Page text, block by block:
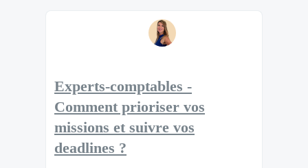
Experts-comptables -
Comment prioriser vos
missions et suivre vos
deadlines ?